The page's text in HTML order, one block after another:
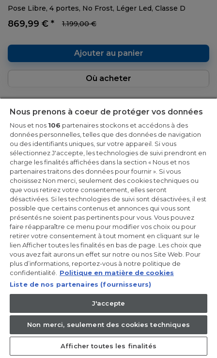
Pose Libre, 4 portes, No Frost, Léger Led, Classe D
869,99 € * 1.199,00 €
Ajouter au panier
Où acheter
Économisez 399,01 €
-50€ remboursés
Réfrigérateur multi portes
Cube 83 Série 3
Pose Libre, 4 portes, No Frost, Léger Led, Classe E
899,99 € * 1.299,00 €
Nous prenons à coeur de protéger vos données
Nous et nos 106 partenaires stockons et accédons à des
données personnelles, telles que des données de navigation
ou des identifiants uniques, sur votre appareil. Si vous
sélectionnez J'accepte, les technologies de suivi prendront en
charge les finalités affichées dans la section « Nous et nos
partenaires traitons des données pour fournir ». Si vous
choisissez Non merci, seulement des cookies techniques ou
que vous retirez votre consentement, elles seront
désactivées. Si les technologies de suivi sont désactivées, il est
possible que certains contenus et annonces qui vous sont
présentés ne soient pas pertinents pour vous. Vous pouvez
faire réapparaître ce menu pour modifier vos choix ou pour
retirer votre consentement à tout moment en cliquant sur le
lien Afficher toutes les finalités en bas de page. Les choix que
vous avez fait aurons un effet sur notre ou nos Site Web. Pour
plus d’informations, reportez-vous à notre politique de
confidentialité.
Politique en matière de cookies
Liste de nos partenaires (fournisseurs)
J'accepte
Non merci, seulement des cookies techniques
Afficher toutes les finalités